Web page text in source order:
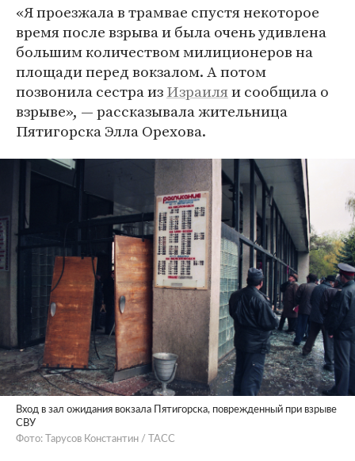
«Я проезжала в трамвае спустя некоторое
время после взрыва и была очень удивлена
большим количеством милиционеров на
площади перед вокзалом. А потом
позвонила сестра изИзраиляи сообщила о
взрыве», — рассказывала жительница
Пятигорска Элла Орехова.
Вход в зал ожидания вокзала Пятигорска, поврежденный при взрыве
СВУ
Фото: Тарусов Константин / ТАСС